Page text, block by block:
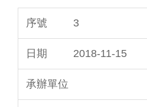
3
2018-11-15